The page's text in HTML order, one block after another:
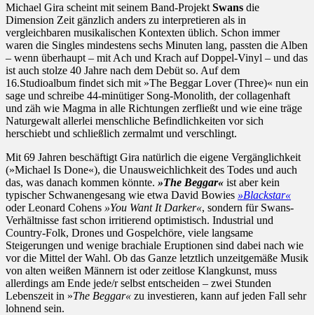
Michael Gira scheint mit seinem Band-Projekt Swans die
Dimension Zeit gänzlich anders zu interpretieren als in
vergleichbaren musikalischen Kontexten üblich. Schon immer
waren die Singles mindestens sechs Minuten lang, passten die Alben
– wenn überhaupt – mit Ach und Krach auf Doppel-Vinyl – und das
ist auch stolze 40 Jahre nach dem Debüt so. Auf dem
16.Studioalbum findet sich mit »The Beggar Lover (Three)« nun ein
sage und schreibe 44-minütiger Song-Monolith, der collagenhaft
und zäh wie Magma in alle Richtungen zerfließt und wie eine träge
Naturgewalt allerlei menschliche Befindlichkeiten vor sich
herschiebt und schließlich zermalmt und verschlingt.
Mit 69 Jahren beschäftigt Gira natürlich die eigene Vergänglichkeit
(»Michael Is Done«), die Unausweichlichkeit des Todes und auch
das, was danach kommen könnte. »The Beggar« ist aber kein
typischer Schwanengesang wie etwa David Bowies »Blackstar«
oder Leonard Cohens »You Want It Darker«, sondern für Swans-
Verhältnisse fast schon irritierend optimistisch. Industrial und
Country-Folk, Drones und Gospelchöre, viele langsame
Steigerungen und wenige brachiale Eruptionen sind dabei nach wie
vor die Mittel der Wahl. Ob das Ganze letztlich unzeitgemäße Musik
von alten weißen Männern ist oder zeitlose Klangkunst, muss
allerdings am Ende jede/r selbst entscheiden – zwei Stunden
Lebenszeit in »The Beggar« zu investieren, kann auf jeden Fall sehr
lohnend sein.